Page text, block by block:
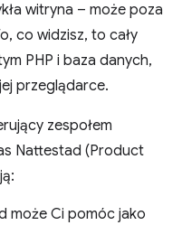
witryna – może poza
co widzisz, to cały
PHP i baza danych,
przeglądarce.
zespołem
Nattestad (Product
może Ci pomóc jako